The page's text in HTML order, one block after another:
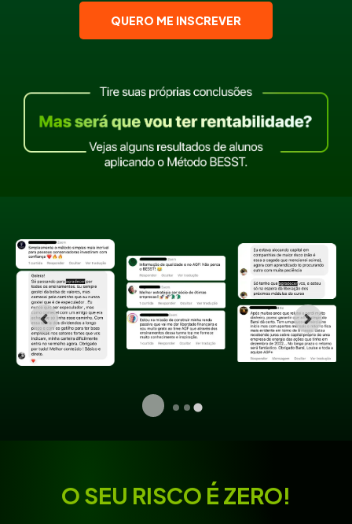
QUERO ME INSCREVER
O SEU RISCO É ZERO!